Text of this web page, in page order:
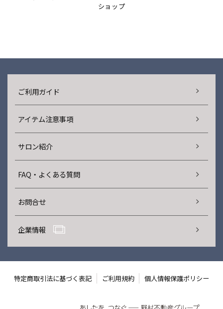
ショップ
ご利用ガイド
アイテム注意事項
サロン紹介
FAQ・よくある質問
お問合せ
企業情報
特定商取引法に基づく表記 ご利用規約 個人情報保護ポリシー